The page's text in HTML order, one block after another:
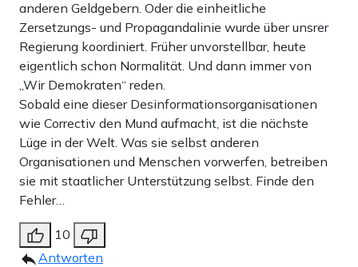
anderen Geldgebern. Oder die einheitliche
Zersetzungs- und Propagandalinie wurde über unsrer
Regierung koordiniert. Früher unvorstellbar, heute
eigentlich schon Normalität. Und dann immer von
„Wir Demokraten“ reden.
Sobald eine dieser Desinformationsorganisationen
wie Correctiv den Mund aufmacht, ist die nächste
Lüge in der Welt. Was sie selbst anderen
Organisationen und Menschen vorwerfen, betreiben
sie mit staatlicher Unterstützung selbst. Finde den
Fehler…
10
Antworten